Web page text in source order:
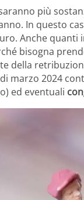
più
In questo
Anche
bisogna
della
marzo 2024
ed eventuali